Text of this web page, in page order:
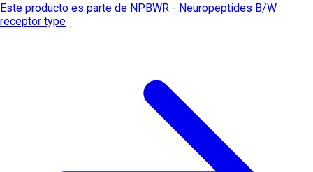
Este producto es parte de NPBWR - Neuropeptides B/W
receptor type